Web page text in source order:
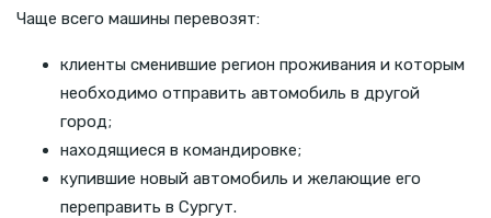
Чаще всего машины перевозят:
клиенты сменившие регион проживания и которым
необходимо отправить автомобиль в другой
город;
находящиеся в командировке;
купившие новый автомобиль и желающие его
переправить в Сургут.